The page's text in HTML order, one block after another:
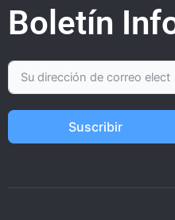
Boletín
Suscribir